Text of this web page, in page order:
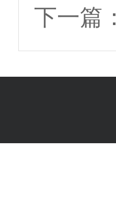
下一篇：